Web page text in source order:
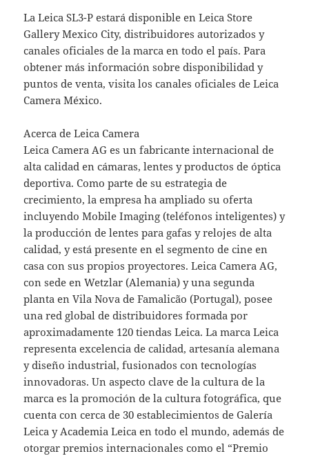
La Leica SL3-P estará disponible en Leica Store
Gallery Mexico City, distribuidores autorizados y
canales oficiales de la marca en todo el país. Para
obtener más información sobre disponibilidad y
puntos de venta, visita los canales oficiales de Leica
Camera México.
Acerca de Leica Camera
Leica Camera AG es un fabricante internacional de
alta calidad en cámaras, lentes y productos de óptica
deportiva. Como parte de su estrategia de
crecimiento, la empresa ha ampliado su oferta
incluyendo Mobile Imaging (teléfonos inteligentes) y
la producción de lentes para gafas y relojes de alta
calidad, y está presente en el segmento de cine en
casa con sus propios proyectores. Leica Camera AG,
con sede en Wetzlar (Alemania) y una segunda
planta en Vila Nova de Famalicão (Portugal), posee
una red global de distribuidores formada por
aproximadamente 120 tiendas Leica. La marca Leica
representa excelencia de calidad, artesanía alemana
y diseño industrial, fusionados con tecnologías
innovadoras. Un aspecto clave de la cultura de la
marca es la promoción de la cultura fotográfica, que
cuenta con cerca de 30 establecimientos de Galería
Leica y Academia Leica en todo el mundo, además de
otorgar premios internacionales como el “Premio